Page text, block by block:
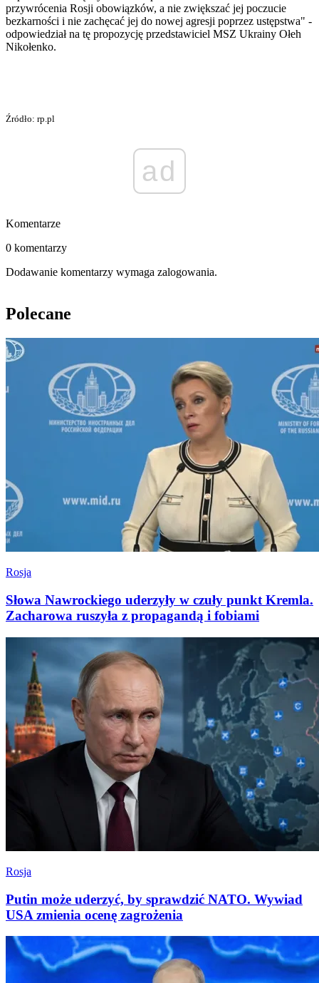
przywrócenia Rosji obowiązków, a nie zwiększać jej poczucie
bezkarności i nie zachęcać jej do nowej agresji poprzez ustępstwa" -
odpowiedział na tę propozycję przedstawiciel MSZ Ukrainy Ołeh
Nikołenko.
Źródło: rp.pl
ad
Komentarze
0 komentarzy
Dodawanie komentarzy wymaga zalogowania.
Polecane
Rosja
Słowa Nawrockiego uderzyły w czuły punkt Kremla.
Zacharowa ruszyła z propagandą i fobiami
Rosja
Putin może uderzyć, by sprawdzić NATO. Wywiad
USA zmienia ocenę zagrożenia